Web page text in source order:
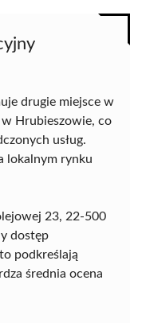
drugie miejsce w
Hrubieszowie, co
usług.
lokalnym rynku
23, 22-500
dostęp
podkreślają
średnia ocena